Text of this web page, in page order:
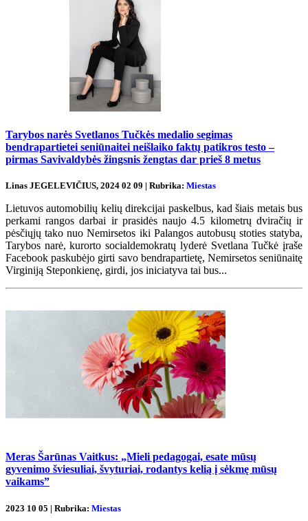
Tarybos narės Svetlanos Tučkės medalio segimas
bendrapartietei seniūnaitei neišlaiko faktų patikros testo –
pirmas Savivaldybės žingsnis žengtas dar prieš 8 metus
Linas JEGELEVIČIUS, 2024 02 09 | Rubrika: Miestas
Lietuvos automobilių kelių direkcijai paskelbus, kad šiais metais bus
perkami rangos darbai ir prasidės naujo 4.5 kilometrų dviračių ir
pėsčiųjų tako nuo Nemirsetos iki Palangos autobusų stoties statyba,
Tarybos narė, kurorto socialdemokratų lyderė Svetlana Tučkė įraše
Facebook paskubėjo girti savo bendrapartietę, Nemirsetos seniūnaitę
Virginiją Steponkienę, girdi, jos iniciatyva tai bus...
Meras Šarūnas Vaitkus: „Mieli pedagogai, esate mūsų
gyvenimo šviesuliai, švyturiai, rodantys kelią į sėkmę mūsų
vaikams”
2023 10 05 | Rubrika: Miestas